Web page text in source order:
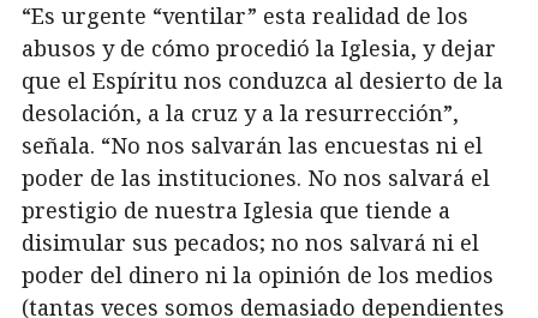
“Es urgente “ventilar” esta realidad de los
abusos y de cómo procedió la Iglesia, y dejar
que el Espíritu nos conduzca al desierto de la
desolación, a la cruz y a la resurrección”,
señala. “No nos salvarán las encuestas ni el
poder de las instituciones. No nos salvará el
prestigio de nuestra Iglesia que tiende a
disimular sus pecados; no nos salvará ni el
poder del dinero ni la opinión de los medios
(tantas veces somos demasiado dependientes